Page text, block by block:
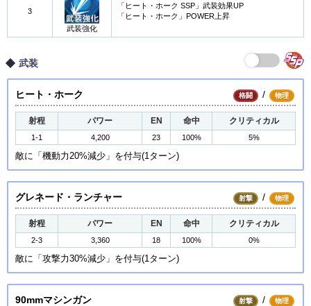
3
武装強化
「ヒート・ホーク SSP」武装効果UP
「ヒート・ホーク」POWER上昇
武装
ヒート・ホーク 格闘 / 物理
射程 パワー EN 命中 クリティカル
1-1 4,200 23 100% 5%
敵に「機動力20%減少」を付与(1ターン)
グレネード・ランチャー 射撃 / 物理
射程 パワー EN 命中 クリティカル
2-3 3,360 18 100% 0%
敵に「攻撃力30%減少」を付与(1ターン)
90mmマシンガン 射撃 / 物理